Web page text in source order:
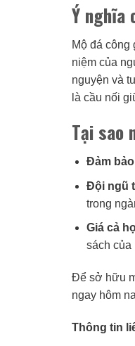
Ý nghĩa
Mộ đá công
niệm của
nguyện và
là cầu nối
Tại sao
Đảm
Đội ngũ
trong
Giá cả
sách của
Để sở hữu
ngay hôm
Thông tin